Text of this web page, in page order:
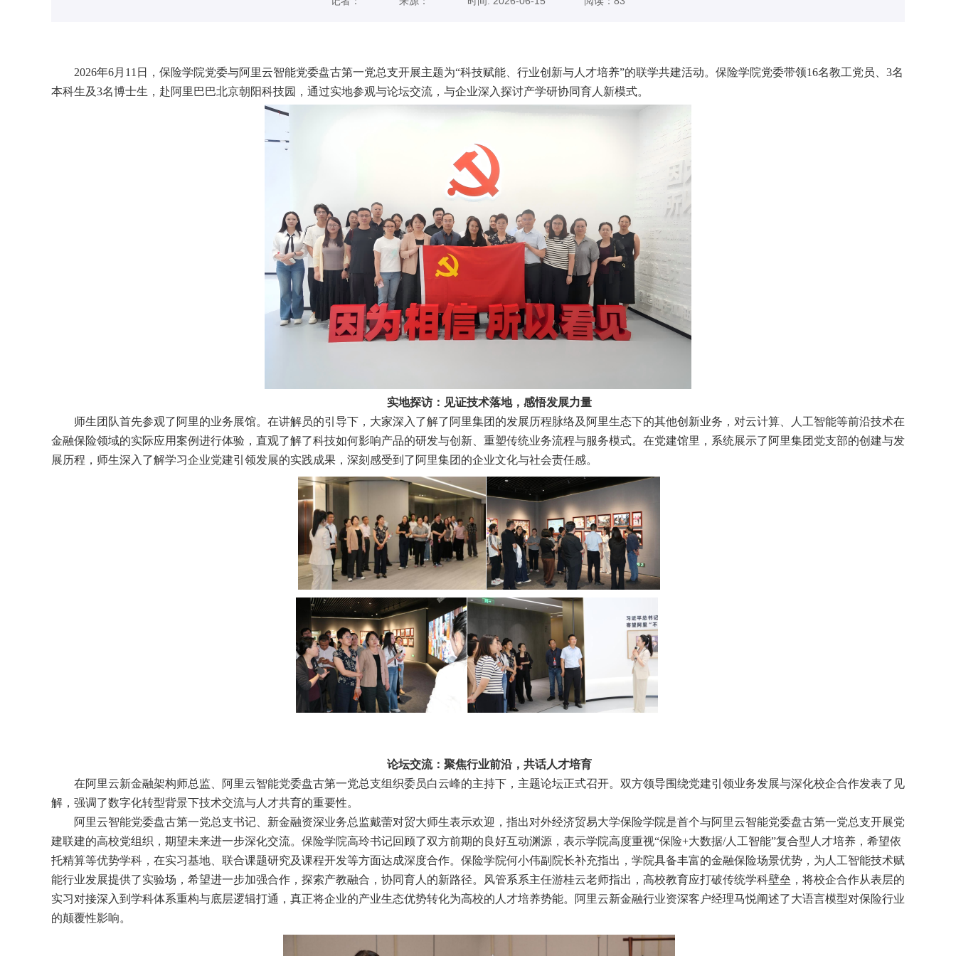
2026年6月11日， 保险学院党委与阿里云智能党委盘古第一党总支开展主题为“科技赋能、行业创新与人才培养”的联学共建活动。 保险学院党委带领16名教工党员
3名
本科生及3名博士生， 赴 阿里巴巴北京朝阳科技园 ， 通过实地参观与论坛交流， 与企业深入探讨产学研协同育人新模式。
实地探访：见证技术落地，感悟发展力量
师生团队首先参观了 阿里的业务展馆。在讲解员的引导下，大家深入了解了阿里集团的发展历程脉络及 阿里生态下的其他创新业务 ，对云计算、人工智能等前沿技术在
金融保险领域的实际应用案例进行体验， 直观了解了科技如何影响产品的研发与创新、 重塑传统业务流程与服务模式。 在党建馆里，系统展示了 阿里集团 党支部的创建与发
展历程 ， 师生深入了解学习企业党建引领发展的实践成果， 深刻感受到了阿里集团的企业文化与社会责任感。
论坛交流：聚焦行业前沿，共话人才培育
在阿里云新金融架构师总监 、阿里云智能党委盘古第一党总支组织委员白云峰的主持下，主题论坛正式召开。双方领导围绕党建引领业务发展与深化校企合作发表了见
解，强调了数字化转型背景下技术交流与人才共育的重要性。
阿里云智能党委盘古第一党总支书记、新金融资深业务总监戴蕾对贸大师生表示欢迎，指出对外经济贸易大学保险学院是首个与阿里云智能党委盘古第一党总支开展党
建联建的高校党组织 ，期望未来进一步深化交流。保险学院高玲书记回顾了双方前期的良好互动渊源，表示学院高度重视“保险+大数据/人工智能”复合型人才培养，希望依
托精算等优势学科，在实习基地、联合课题研究及课程开发等方面达成深度合作。 保险学院何小伟副 院长补充指出，学院具备丰富的金融保险场景优势 ， 为人工智能技术赋
能行业发展提供了实验场，希望进一步加强合作，探索产教融合，协同育人的新路径。 风管系系主任游桂云老师指出， 高校教育应打破传统学科壁垒，将校企合作从表层的
实习对接深入到学科体系重构与底层逻辑打通，真正将企业的产业生态优势转化为高校的人才培养势能。
阿里云新金融行业资深客户经理马悦阐述了大语言模型对保险行业
的颠覆性影响。